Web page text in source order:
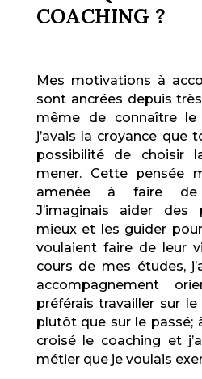
COACHING ?
Mes motivations à
sont ancrées depuis
même de connaître
j’avais la croyance que
possibilité de choisir
mener. Cette pensée
amenée à faire de
J’imaginais aider des
mieux et les guider
voulaient faire de leur
cours de mes études,
accompagnement
préférais travailler sur
plutôt que sur le passé;
croisé le coaching et
métier que je voulais